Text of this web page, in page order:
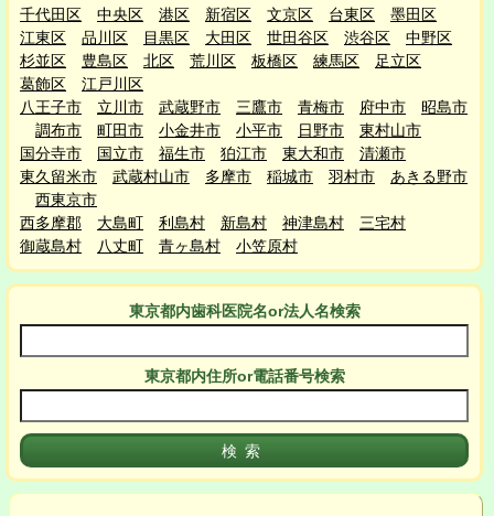
千代田区
中央区 港区 新宿区 文京区 台東区
墨田区
江東区
品川区 目黒区 大田区 世田谷区 渋谷区
中野区
杉並区
豊島区 北区 荒川区 板橋区 練馬区
足立区
葛飾区
江戸川区
八王子市
立川市 武蔵野市 三鷹市 青梅市 府中市
昭島市
調布市
町田市 小金井市 小平市 日野市
東村山市
国分寺市
国立市 福生市 狛江市 東大和市
清瀬市
東久留米市
武蔵村山市 多摩市 稲城市 羽村市
あきる野市
西東京市
西多摩郡
大島町 利島村 新島村 神津島村
三宅村
御蔵島村
八丈町 青ヶ島村 小笠原村
東京都内歯科医院名or法人名検索
東京都内住所or電話番号検索